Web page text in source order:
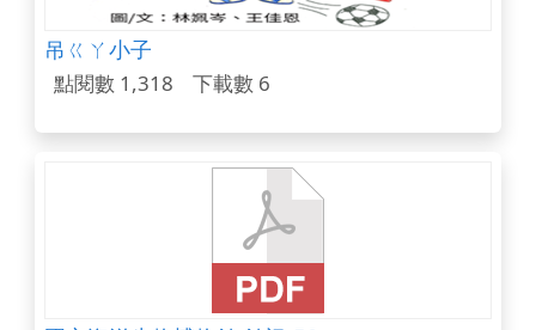
吊ㄍㄚ小子
點閱數 1,318 下載數 6